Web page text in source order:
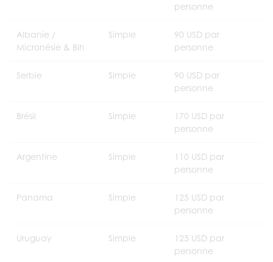
personne
Albanie /
Micronésie & Bih
Simple
90 USD par
personne
Serbie Simple
90 USD par
personne
Brésil Simple
170 USD par
personne
Argentine Simple
110 USD par
personne
Panama Simple
125 USD par
personne
Uruguay Simple
125 USD par
personne